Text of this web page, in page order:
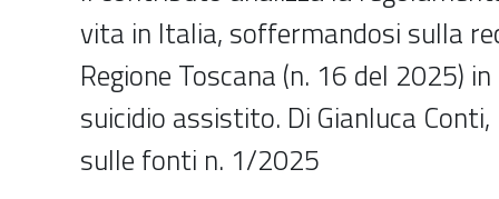
vita in Italia, soffermandosi sulla
Regione Toscana (n. 16 del 2025)
suicidio assistito. Di Gianluca
sulle fonti n. 1/2025